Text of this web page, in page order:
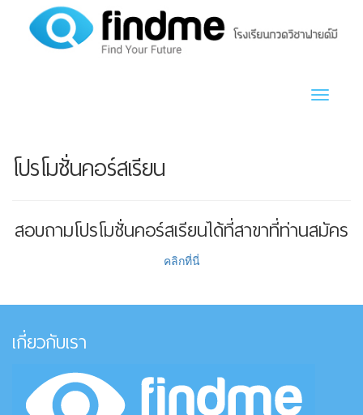
Toggle
โปรโมชั่นคอร์สเรียน
สอบถามโปรโมชั่นคอร์สเรียนได้ที่สาขาที่ท่านสมัคร
คลิกที่นี่
เกี่ยวกับเรา